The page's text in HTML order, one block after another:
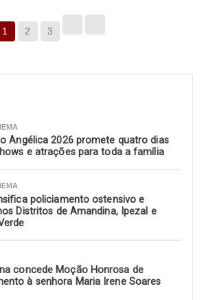
1 2 3
Angélica 2026 promete quatro dias
e atrações para toda a família
policiamento ostensivo e
Distritos de Amandina, Ipezal e
concede Moção Honrosa de
à senhora Maria Irene Soares